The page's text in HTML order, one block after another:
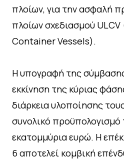
πλοίων, για την ασφαλή
πλοίων σχεδιασμού
Container Vessels).
Η υπογραφή της
εκκίνηση της κύριας
διάρκεια υλοποίησης
συνολικό προϋπολογισμό
εκατομμύρια ευρώ. Η
6 αποτελεί κομβική